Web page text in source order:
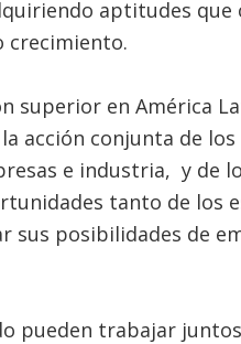
aptitudes que
crecimiento.
superior en América
acción conjunta de
e industria, y de
tanto de los
sus posibilidades de
pueden trabajar